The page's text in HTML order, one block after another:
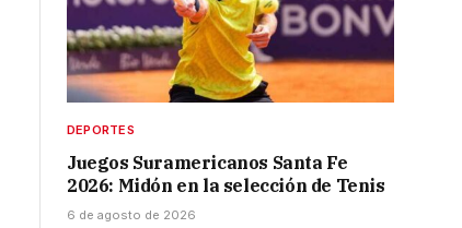
DEPORTES
Juegos Suramericanos Santa Fe
2026: Midón en la selección de Tenis
6 de agosto de 2026